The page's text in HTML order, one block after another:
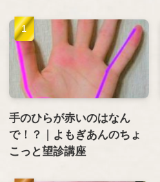
手のひらが赤いのはなん
で！？｜よもぎあんのちょ
こっと望診講座